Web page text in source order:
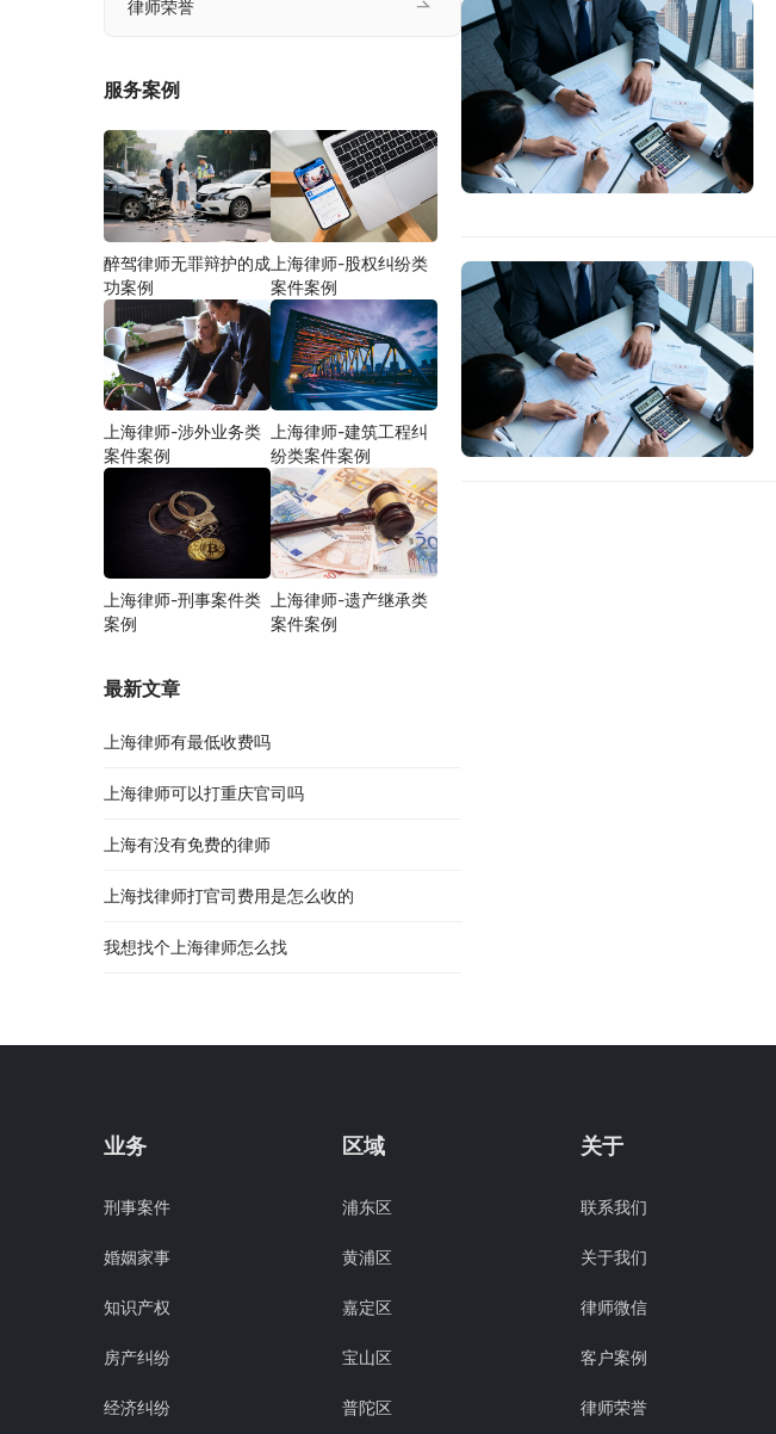
律师荣誉
服务案例
醉驾律师无罪辩护的成
功案例
上海律师-股权纠纷类
案件案例
上海律师-涉外业务类
案件案例
上海律师-建筑工程纠
纷类案件案例
上海律师-刑事案件类
案例
上海律师-遗产继承类
案件案例
最新文章
上海律师有最低收费吗
上海律师可以打重庆官司吗
上海有没有免费的律师
上海找律师打官司费用是怎么收的
我想找个上海律师怎么找
业务
刑事案件
婚姻家事
知识产权
房产纠纷
经济纠纷
区域
浦东区
黄浦区
嘉定区
宝山区
普陀区
关于
联系我们
关于我们
律师微信
客户案例
律师荣誉